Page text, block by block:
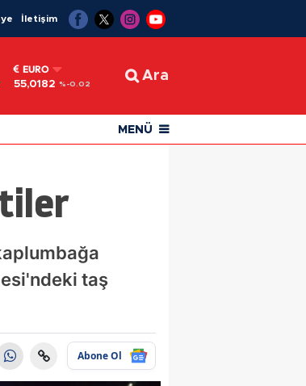
İletişim
EURO
55,0182 %-0.02
Ara
MENÜ
taş
Abone Ol